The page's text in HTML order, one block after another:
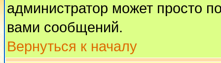
администратор может просто
вами сообщений.
Вернуться к началу